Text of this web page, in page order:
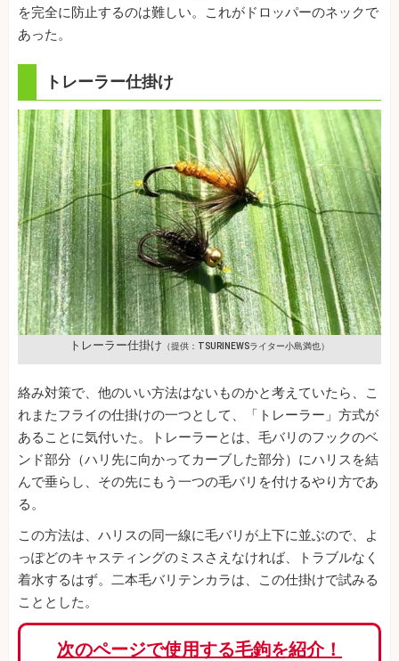
を完全に防止するのは難しい。これがドロッパーのネックで
あった。
トレーラー仕掛け
トレーラー仕掛け （提供：TSURINEWSライター小島満也）
絡み対策で、他のいい方法はないものかと考えていたら、こ
れまたフライの仕掛けの一つとして、「トレーラー」方式が
あることに気付いた。トレーラーとは、毛バリのフックのベ
ンド部分（ハリ先に向かってカーブした部分）にハリスを結
んで垂らし、その先にもう一つの毛バリを付けるやり方であ
る。
この方法は、ハリスの同一線に毛バリが上下に並ぶので、よ
っぽどのキャスティングのミスさえなければ、トラブルなく
着水するはず。二本毛バリテンカラは、この仕掛けで試みる
こととした。
次のページで使用する毛鉤を紹介！